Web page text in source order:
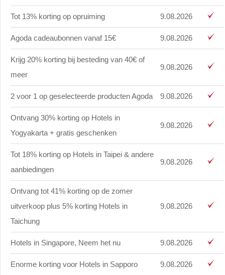
Tot 13% korting op opruiming 9.08.2026
Agoda cadeaubonnen vanaf 15€ 9.08.2026
Krijg 20% korting bij besteding van 40€ of
meer
9.08.2026
2 voor 1 op geselecteerde producten Agoda 9.08.2026
Ontvang 30% korting op Hotels in
Yogyakarta + gratis geschenken
9.08.2026
Tot 18% korting op Hotels in Taipei & andere
aanbiedingen
9.08.2026
Ontvang tot 41% korting op de zomer
uitverkoop plus 5% korting Hotels in
Taichung
9.08.2026
Hotels in Singapore, Neem het nu 9.08.2026
Enorme korting voor Hotels in Sapporo 9.08.2026